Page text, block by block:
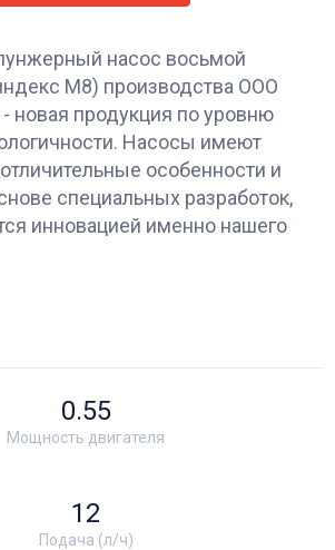
насос восьмой
М8) производства ООО
новая продукция по уровню
Насосы имеют
особенности и
специальных разработок,
инновацией именно нашего
Мощность двигателя
0.55
Подача (л/ч)
12